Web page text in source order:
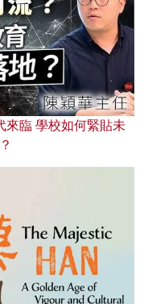
來臨 學校如何緊貼未